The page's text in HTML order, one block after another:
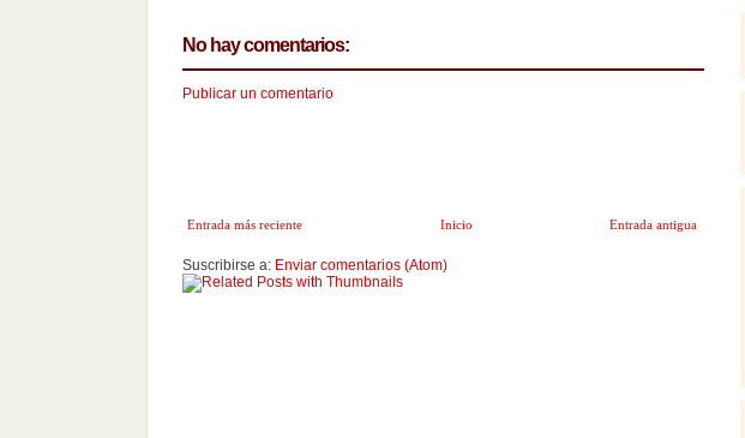
No hay comentarios:
Publicar un comentario
Entrada más reciente Entrada antigua
Inicio
Suscribirse a: Enviar comentarios (Atom)